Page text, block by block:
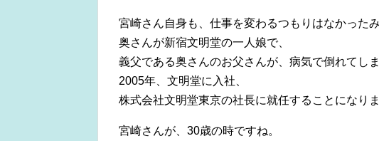
宮崎さん自身も、仕事を変わるつもりはなかった
奥さんが新宿文明堂の一人娘で、
義父である奥さんのお父さんが、病気で倒れてしま
2005年、文明堂に入社、
株式会社文明堂東京の社長に就任することになりま
宮崎さんが、30歳の時ですね。